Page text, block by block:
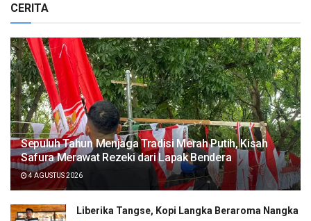
CERITA
Sepuluh Tahun Menjaga Tradisi Merah Putih, Kisah
Safura Merawat Rezeki dari Lapak Bendera
4 AGUSTUS 2026
Liberika Tangse, Kopi Langka Beraroma Nangka